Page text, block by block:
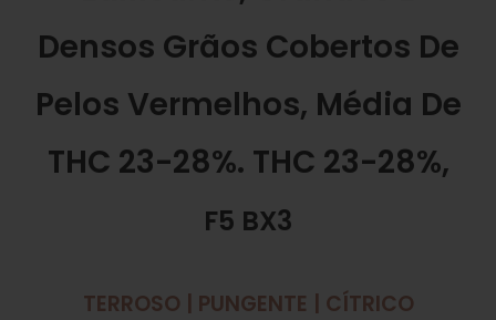
Densos Grãos Cobertos De
Pelos Vermelhos, Média De
THC 23-28%. THC 23-28%,
F5 BX3
TERROSO | PUNGENTE | CÍTRICO